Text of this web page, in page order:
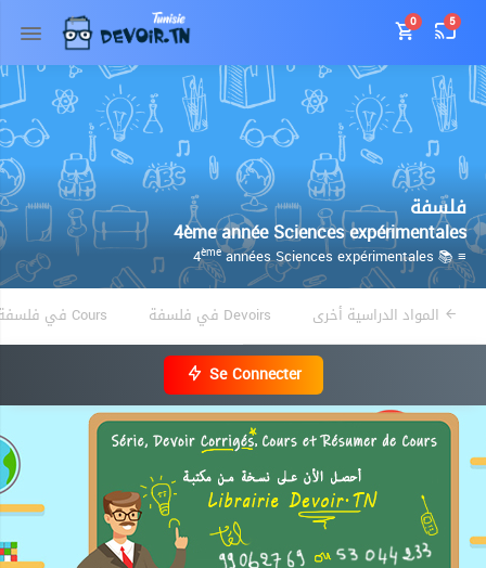
0 5
فلسفة
4ème année Sciences expérimentales
≡ 📚 4
èmeannées Sciences expérimentales
المواد الدراسية أخرى Devoirs في فلسفة Cours في فلسفة
Se Connecter